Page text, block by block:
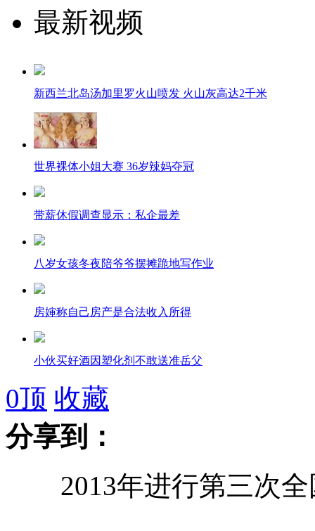
最新视频
新西兰北岛汤加里罗火山喷发 火山灰高达2千米
世界裸体小姐大赛 36岁辣妈夺冠
带薪休假调查显示：私企最差
八岁女孩冬夜陪爷爷摆摊跪地写作业
房婶称自己房产是合法收入所得
小伙买好酒因塑化剂不敢送准岳父
拍客：火车站前路中间的“钉子户”
0顶 收藏
分享到：
2013年进行第三次全